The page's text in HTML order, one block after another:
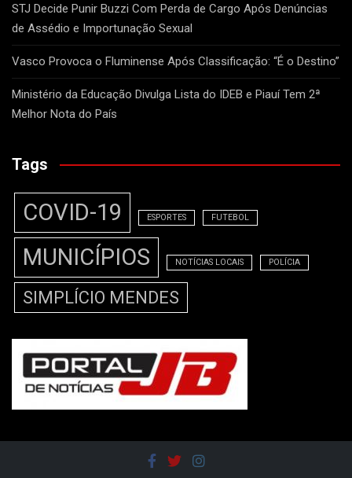
STJ Decide Punir Buzzi Com Perda de Cargo Após Denúncias
de Assédio e Importunação Sexual
Vasco Provoca o Fluminense Após Classificação: “É o Destino”
Ministério da Educação Divulga Lista do IDEB e Piauí Tem 2ª
Melhor Nota do País
Tags
COVID-19 ESPORTES FUTEBOL
MUNICÍPIOS NOTÍCIAS LOCAIS POLÍCIA
SIMPLÍCIO MENDES